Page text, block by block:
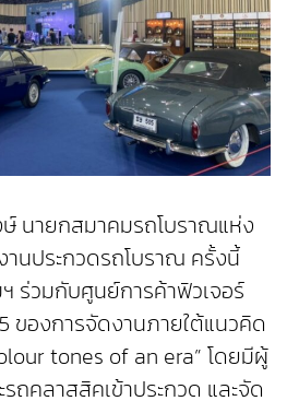
นายกสมาคมรถโบราณแห่ง
านประกวดรถโบราณ ครั้งนี้
ร่วมกับศูนย์การค้าฟิวเจอร์
ของการจัดงานภายใต้แนวคิด
tones of an era” โดยมีผู้
ถคลาสสิคเข้าประกวด และจัด